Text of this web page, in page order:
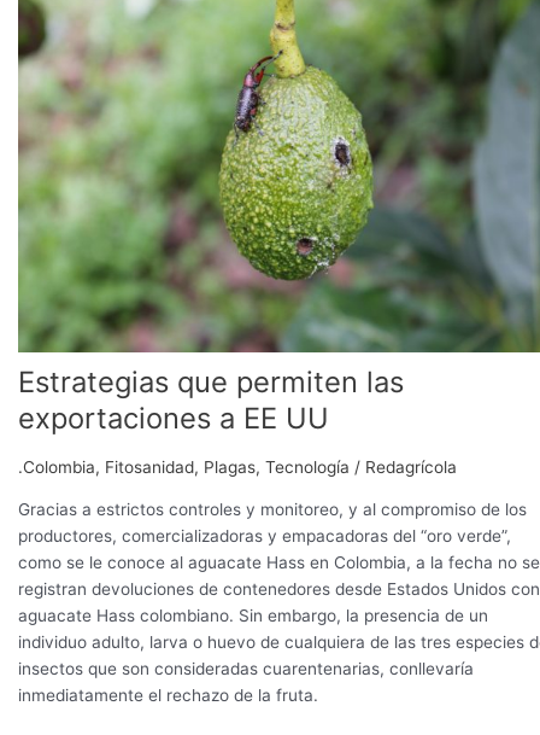
Estrategias que permiten las
exportaciones a EE UU
.Colombia, Fitosanidad, Plagas, Tecnología / Redagrícola
Gracias a estrictos controles y monitoreo, y al compromiso de los
productores, comercializadoras y empacadoras del “oro verde”,
como se le conoce al aguacate Hass en Colombia, a la fecha no se
registran devoluciones de contenedores desde Estados Unidos con
aguacate Hass colombiano. Sin embargo, la presencia de un
individuo adulto, larva o huevo de cualquiera de las tres especies
insectos que son consideradas cuarentenarias, conllevaría
inmediatamente el rechazo de la fruta.
permiten
las
exportaciones
a
UU